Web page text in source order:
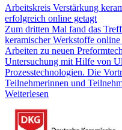
Arbeitskreis Verstärkung
erfolgreich online getagt
Zum dritten Mal fand das
keramischer Werkstoffe
Arbeiten zu neuen
Untersuchung mit Hilfe von
Prozesstechnologien. Die
Teilnehmerinnen und
Weiterlesen